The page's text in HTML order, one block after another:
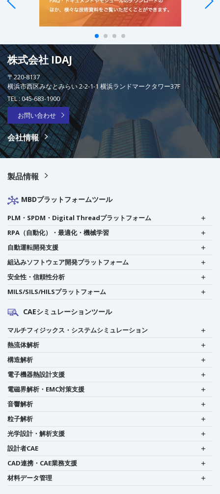
株式会社 IDAJ
〒220-8137
横浜市西区みなとみらい 2-2-1-1 横浜ランドマークタワー37F
TEL :045-683-1900
お問い合わせ
会社情報
製品情報
MBDプラットフォームツール
PLM・SPDM・Digital Threadプラットフォーム
RPA（自動化）・最適化・機械学習
自動運転開発支援
組込みソフトウェア開発プラットフォーム
安全性・信頼性分析
MILS/SILS/HILSプラットフォーム
CAEシミュレーションツール
マルチフィジックス・システムシミュレーション
熱流体解析
構造解析
電子機器熱設計支援
電磁界解析・EMC対策支援
音響解析
粒子解析
光学設計・解析支援
設計者CAE
CAD連携・CAE業務支援
材料データ管理